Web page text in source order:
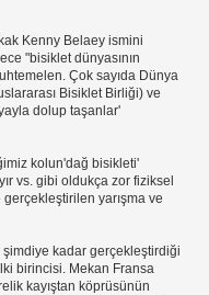
Kenny Belaey ismini
"bisiklet dünyasının
Çok sayıda Dünya
Bisiklet Birliği) ve
dolup taşanlar'
kolun'dağ bisikleti'
vs. gibi oldukça zor fiziksel
yarışma ve
şimdiye kadar gerçekleştirdiği
birincisi. Mekan Fransa
kayıştan köprüsünün